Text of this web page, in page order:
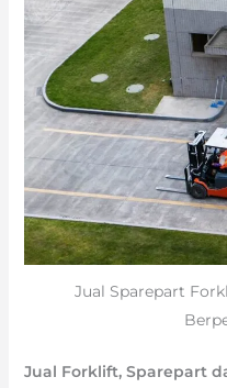
Jual Sparepart
Jual Forklift, Sparepart